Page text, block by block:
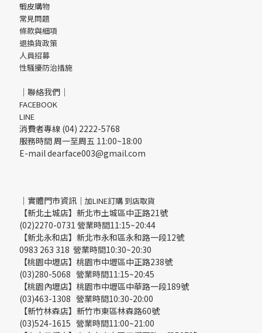
蝦皮購物
常見問題
條款與細項
退換貨政策
人員招募
性騷擾防治措施
｜聯絡我們｜
FACEBOOK
LINE
消費者專線 (04) 2222-5768
服務時間 周一至周五 11:00~18:00
E-mail dearface003@gmail.com
｜實體門市資訊｜ 加LINE訂購 到店取貨
【新北土城店】新北市土城區中正路21號
(02)2270-0731 營業時間11:15~20:44
【新北永和店】新北市永和區永和路一段12號
0983 263 318 營業時間10:30~20:30
【桃園中壢店】桃園市中壢區中正路238號
(03)280-5068 營業時間11:15~20:45
【桃園內壢店】桃園市中壢區中華路一段189號
(03)463-1308 營業時間10:30-20:00
【新竹林森店】新竹市東區林森路60號
(03)524-1615 營業時間11:00~21:00